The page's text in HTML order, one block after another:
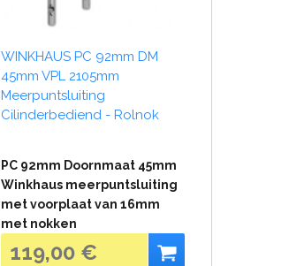
WINKHAUS PC 92mm DM
45mm VPL 2105mm
Meerpuntsluiting
Cilinderbediend - Rolnok
PC 92mm Doornmaat 45mm
Winkhaus meerpuntsluiting
met voorplaat van 16mm
met nokken
119,00 €